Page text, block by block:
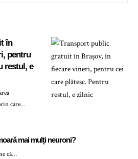
în
pentru
restul, e
care…
mai mulți neuroni?
că…